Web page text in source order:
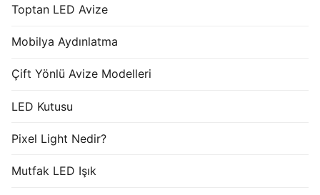
Toptan LED Avize
Mobilya Aydınlatma
Çift Yönlü Avize Modelleri
LED Kutusu
Pixel Light Nedir?
Mutfak LED Işık